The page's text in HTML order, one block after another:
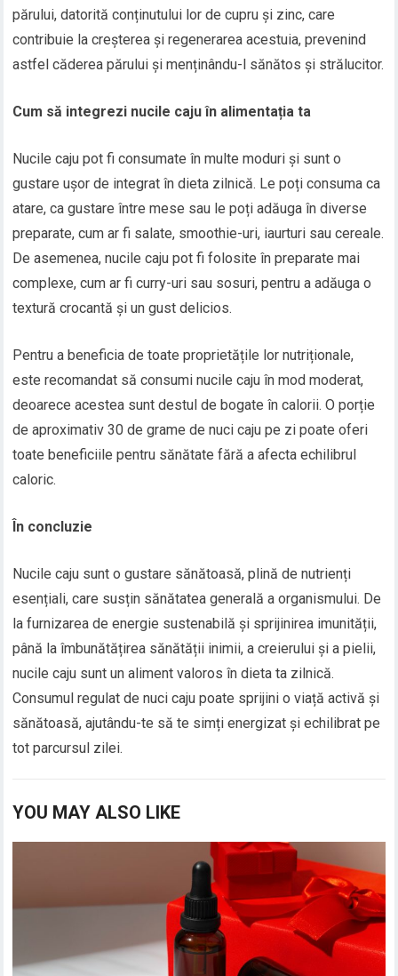
părului, datorită conținutului lor de cupru și zinc, care
contribuie la creșterea și regenerarea acestuia, prevenind
astfel căderea părului și menținându-l sănătos și strălucitor.
Cum să integrezi nucile caju în alimentația ta
Nucile caju pot fi consumate în multe moduri și sunt o
gustare ușor de integrat în dieta zilnică. Le poți consuma ca
atare, ca gustare între mese sau le poți adăuga în diverse
preparate, cum ar fi salate, smoothie-uri, iaurturi sau cereale.
De asemenea, nucile caju pot fi folosite în preparate mai
complexe, cum ar fi curry-uri sau sosuri, pentru a adăuga o
textură crocantă și un gust delicios.
Pentru a beneficia de toate proprietățile lor nutriționale,
este recomandat să consumi nucile caju în mod moderat,
deoarece acestea sunt destul de bogate în calorii. O porție
de aproximativ 30 de grame de nuci caju pe zi poate oferi
toate beneficiile pentru sănătate fără a afecta echilibrul
caloric.
În concluzie
Nucile caju sunt o gustare sănătoasă, plină de nutrienți
esențiali, care susțin sănătatea generală a organismului. De
la furnizarea de energie sustenabilă și sprijinirea imunității,
până la îmbunătățirea sănătății inimii, a creierului și a pielii,
nucile caju sunt un aliment valoros în dieta ta zilnică.
Consumul regulat de nuci caju poate sprijini o viață activă și
sănătoasă, ajutându-te să te simți energizat și echilibrat pe
tot parcursul zilei.
YOU MAY ALSO LIKE